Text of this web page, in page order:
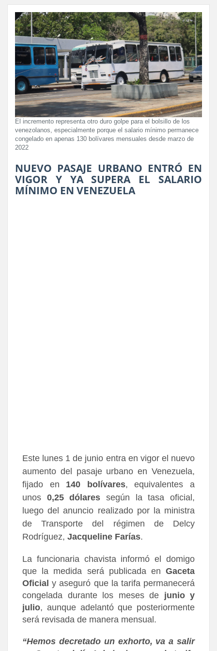
El incremento representa otro duro golpe para el bolsillo de los
venezolanos, especialmente porque el salario mínimo permanece
congelado en apenas 130 bolívares mensuales desde marzo de
2022
NUEVO PASAJE URBANO ENTRÓ EN
VIGOR Y YA SUPERA EL SALARIO
MÍNIMO EN VENEZUELA
Este lunes 1 de junio entra en vigor el nuevo
aumento del pasaje urbano en Venezuela,
fijado en 140 bolívares, equivalentes a
unos 0,25 dólares
según la tasa oficial,
luego del anuncio realizado por la ministra
de Transporte del régimen de Delcy
Rodríguez, Jacqueline Farías.
La funcionaria chavista informó el domigo
que la medida será publicada en Gaceta
Oficial y aseguró que la tarifa permanecerá
congelada durante los meses de junio y
julio, aunque adelantó que posteriormente
será revisada de manera mensual.
“Hemos decretado un exhorto, va a salir